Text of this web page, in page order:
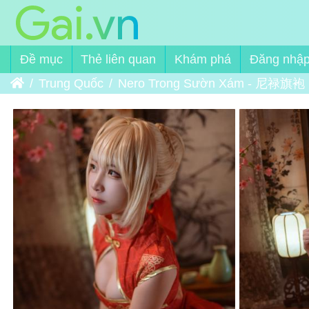
Đề mục Thẻ liên quan Khám phá
Đăng
Trang chủTrung Quốc Nero Trong Sườn Xám - 尼禄旗袍